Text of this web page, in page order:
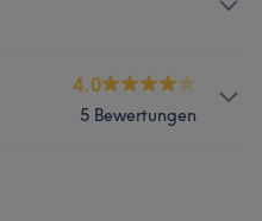
4.0
5 Bewertungen